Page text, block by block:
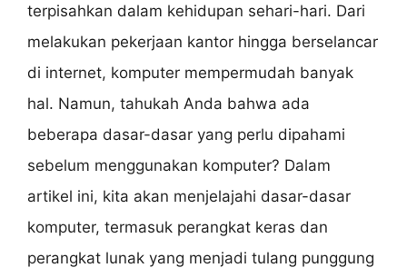
terpisahkan dalam kehidupan sehari-hari. Dari
melakukan pekerjaan kantor hingga berselancar
di internet, komputer mempermudah banyak
hal. Namun, tahukah Anda bahwa ada
beberapa dasar-dasar yang perlu dipahami
sebelum menggunakan komputer? Dalam
artikel ini, kita akan menjelajahi dasar-dasar
komputer, termasuk perangkat keras dan
perangkat lunak yang menjadi tulang punggung